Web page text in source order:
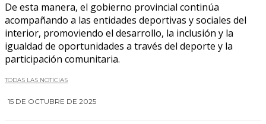
De esta manera, el gobierno provincial continúa
acompañando a las entidades deportivas y sociales del
interior, promoviendo el desarrollo, la inclusión y la
igualdad de oportunidades a través del deporte y la
participación comunitaria.
TODAS LAS NOTICIAS
15 DE OCTUBRE DE 2025